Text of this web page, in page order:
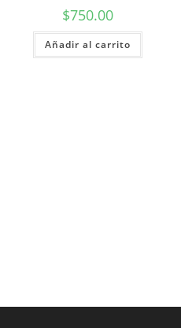
$750.00
Añadir al carrito